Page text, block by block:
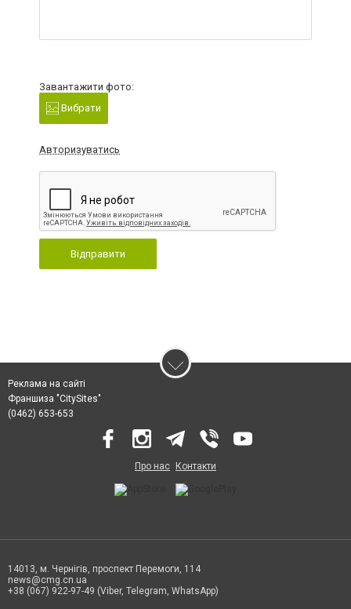
Завантажити фото:
Вибрати
Авторизуватись
Відправити
Реклама на сайті
Франшиза "CitySites"
(0462) 653-653
Про нас Контакти
14013, м. Чернігів, проспект Перемоги, 114
news@cmg.cn.ua
+38 (067) 922-97-49 (Viber, Telegram, WhatsApp)